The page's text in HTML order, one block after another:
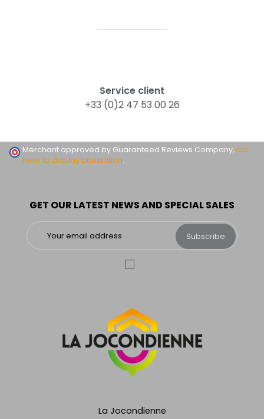
Service client
+33 (0)2 47 53 00 26
La Jocondienne
GET OUR LATEST NEWS AND SPECIAL SALES
Subscribe
Merchant approved by Guaranteed Reviews Company,clic
here to display attestation.